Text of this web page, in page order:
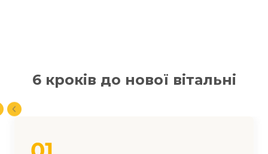
6 кроків до нової вітальні